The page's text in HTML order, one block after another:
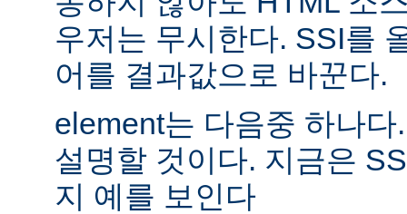
우저는 무시한다. SSI를
어를 결과값으로 바꾼다.
element는 다음중 하나
설명할 것이다. 지금은
지 예를 보인다